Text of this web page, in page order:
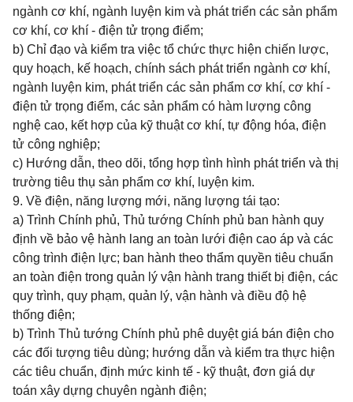
ngành cơ khí, ngành luyện kim và phát triển các sản phẩm
cơ khí, cơ khí - điện tử trọng điểm;
b) Chỉ đạo và kiểm tra việc tổ chức thực hiện chiến lược,
quy hoạch, kế hoạch, chính sách phát triển ngành cơ khí,
ngành luyện kim, phát triển các sản phẩm cơ khí, cơ khí -
điện tử trọng điểm, các sản phẩm có hàm lượng công
nghệ cao, kết hợp của kỹ thuật cơ khí, tự động hóa, điện
tử công nghiệp;
c) Hướng dẫn, theo dõi, tổng hợp tình hình phát triển và thị
trường tiêu thụ sản phẩm cơ khí, luyện kim.
9. Về điện, năng lượng mới, năng lượng tái tạo:
a) Trình Chính phủ, Thủ tướng Chính phủ ban hành quy
định về bảo vệ hành lang an toàn lưới điện cao áp và các
công trình điện lực; ban hành theo thẩm quyền tiêu chuẩn
an toàn điện trong quản lý vận hành trang thiết bị điện, các
quy trình, quy phạm, quản lý, vận hành và điều độ hệ
thống điện;
b) Trình Thủ tướng Chính phủ phê duyệt giá bán điện cho
các đối tượng tiêu dùng; hướng dẫn và kiểm tra thực hiện
các tiêu chuẩn, định mức kinh tế - kỹ thuật, đơn giá dự
toán xây dựng chuyên ngành điện;